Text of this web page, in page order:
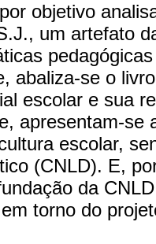
objetivo
um artefato
abaliza-se o
escolar e sua
apresentam-se
escolar,
(CNLD). E,
da
torno do